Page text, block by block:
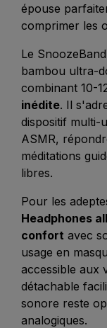
épouse
comprimer les
Le
bambou ultra-
combinant 10-
inédite. Il
dispositif multi-
ASMR,
méditations
libres.
Pour les
Headphones
confort avec
usage en
accessible aux
détachable
sonore reste
analogiques.